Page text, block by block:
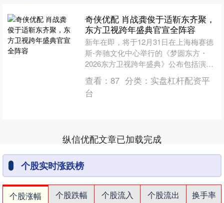
奇侠优配 肖战龚俊于适靳东齐聚，
东方卫视跨年盛典官宣全阵容
新年在即，将于12月31日在上海梅赛德
斯-奔驰文化中心举行的《梦圆东方・
2026东方卫视跨年盛典》公布包括演员
肖战、龚俊、于适、靳东等在内的全嘉
宾阵容。本届盛典....
查看： 87 分类： 实盘杠杆配资平
台
纵信优配文章已加载完成
个股实时涨跌榜
个股涨幅 个股跌幅 个股流入 个股流出
换手率